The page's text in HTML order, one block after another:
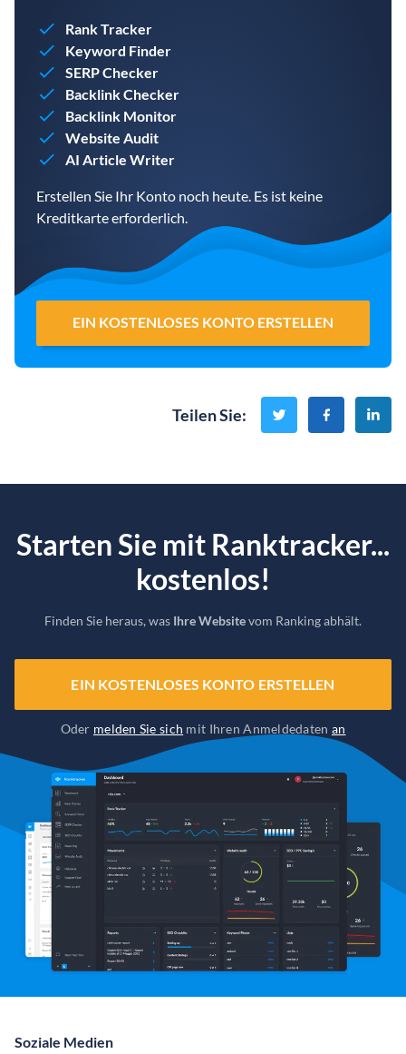
Rank Tracker
Keyword Finder
SERP Checker
Backlink Checker
Backlink Monitor
Website Audit
AI Article Writer
Erstellen Sie Ihr Konto noch heute. Es ist keine
Kreditkarte erforderlich.
EIN KOSTENLOSES KONTO ERSTELLEN
Teilen Sie:
Starten Sie mit Ranktracker...
kostenlos!
Finden Sie heraus, was Ihre Websitevom Ranking abhält.
EIN KOSTENLOSES KONTO ERSTELLEN
Oder melden Sie sich mit Ihren Anmeldedaten an
Soziale Medien